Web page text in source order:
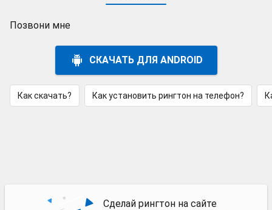
Позвони мне
СКАЧАТЬ ДЛЯ ANDROID
Как скачать? Как установить рингтон на телефон?
Сделай рингтон на сайте